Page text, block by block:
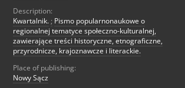
Description:
Kwartalnik. ; Pismo popularnonaukowe o
regionalnej tematyce społeczno-kulturalnej,
zawierające treści historyczne, etnograficzne,
przyrodnicze, krajoznawcze i literackie.
Place of publishing:
Nowy Sącz